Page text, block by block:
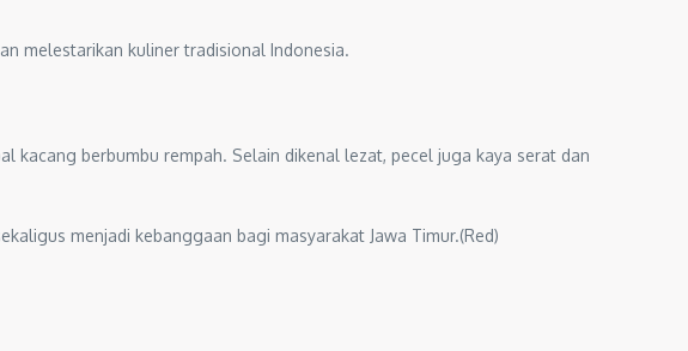
melestarikan kuliner tradisional Indonesia.
kacang berbumbu rempah. Selain dikenal lezat, pecel juga kaya serat dan
menjadi kebanggaan bagi masyarakat Jawa Timur.(Red)